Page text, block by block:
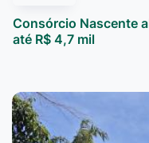
Consórcio Nascente
até R$ 4,7 mil